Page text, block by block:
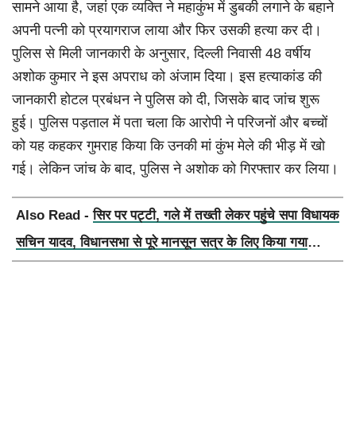
सामने आया है, जहां एक व्यक्ति ने महाकुंभ में डुबकी लगाने के बहाने
अपनी पत्नी को प्रयागराज लाया और फिर उसकी हत्या कर दी।
पुलिस से मिली जानकारी के अनुसार, दिल्ली निवासी 48 वर्षीय
अशोक कुमार ने इस अपराध को अंजाम दिया। इस हत्याकांड की
जानकारी होटल प्रबंधन ने पुलिस को दी, जिसके बाद जांच शुरू
हुई। पुलिस पड़ताल में पता चला कि आरोपी ने परिजनों और बच्चों
को यह कहकर गुमराह किया कि उनकी मां कुंभ मेले की भीड़ में खो
गई। लेकिन जांच के बाद, पुलिस ने अशोक को गिरफ्तार कर लिया।
Also Read -सिर पर पट्टी, गले में तख्ती लेकर पहुंचे सपा विधायक
सचिन यादव, विधानसभा से पूरे मानसून सत्र के लिए किया गया